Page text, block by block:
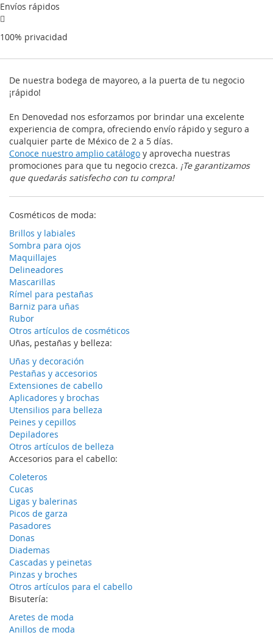
Envíos rápidos
100% privacidad
De nuestra bodega de mayoreo, a la puerta de tu negocio
¡rápido!
En Denovedad nos esforzamos por brindar una excelente
experiencia de compra, ofreciendo envío rápido y seguro a
cualquier parte de México de 2 a 5 días.
Conoce nuestro amplio catálogo y aprovecha nuestras
promociones para que tu negocio crezca. ¡Te garantizamos
que quedarás satisfecho con tu compra!
Cosméticos de moda:
Brillos y labiales
Sombra para ojos
Maquillajes
Delineadores
Mascarillas
Rímel para pestañas
Barniz para uñas
Rubor
Otros artículos de cosméticos
Uñas, pestañas y belleza:
Uñas y decoración
Pestañas y accesorios
Extensiones de cabello
Aplicadores y brochas
Utensilios para belleza
Peines y cepillos
Depiladores
Otros artículos de belleza
Accesorios para el cabello:
Coleteros
Cucas
Ligas y balerinas
Picos de garza
Pasadores
Donas
Diademas
Cascadas y peinetas
Pinzas y broches
Otros artículos para el cabello
Bisutería:
Aretes de moda
Anillos de moda